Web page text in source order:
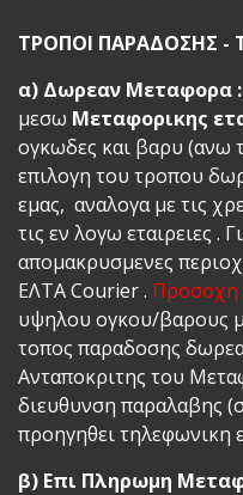
ΤΡΟΠΟΙ ΠΑΡΑΔΟΣΗΣ -
α) Δωρεαν Μεταφορα :
μεσω Mεταφορικης
ογκωδες και βαρυ (ανω
επιλογη του τροπου
εμας, αναλογα με τις
τις εν λογω εταιρειες .
απομακρυσμενες
ΕΛΤΑ Courier . Προσοχη
υψηλου ογκου/βαρους
τοπος παραδοσης
Ανταποκριτης του
διευθυνση παραλαβης
προηγηθει τηλεφωνικη
β) Επι Πληρωμη